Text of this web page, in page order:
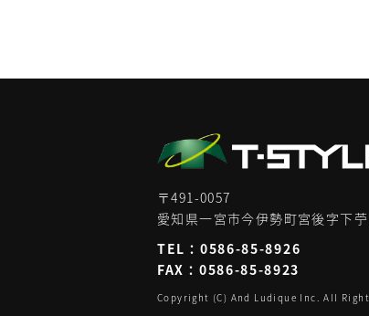
〒491-0057
愛知県一宮市今伊勢町宮後字下
TEL： 0586-85-8926
FAX：0586-85-8923
Copyright (C) And Ludique Inc. All